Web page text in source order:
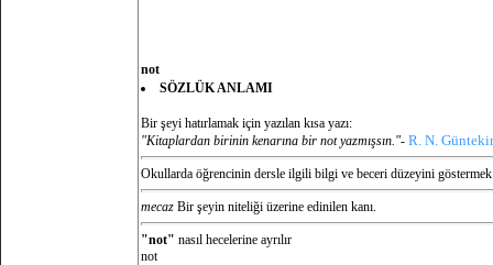
not
SÖZLÜK ANLAMI
Bir şeyi hatırlamak için yazılan kısa yazı:
"Kitaplardan birinin kenarına bir not yazmışsın."- R. N.
Okullarda öğrencinin dersle ilgili bilgi ve beceri düzeyini göstermek
mecaz Bir şeyin niteliği üzerine edinilen kanı.
"not" nasıl hecelerine ayrılır
not